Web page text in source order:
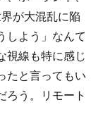
が大混乱に陥
しよう」なんて
視線も特に感じ
たと言ってもい
ろう。リモート